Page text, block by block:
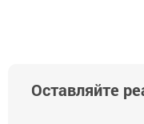
Оставляйте